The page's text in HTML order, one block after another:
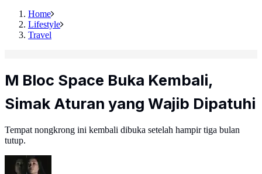
Home
Lifestyle
Travel
M Bloc Space Buka Kembali,
Simak Aturan yang Wajib Dipatuhi
Tempat nongkrong ini kembali dibuka setelah hampir tiga bulan
tutup.